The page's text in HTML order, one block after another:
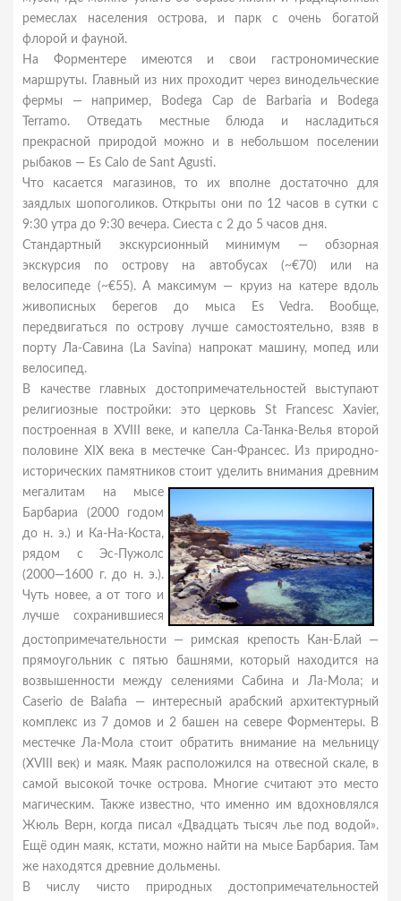
ремеслах населения острова, и парк с очень богатой
флорой и фауной.
На Форментере имеются и свои гастрономические
маршруты. Главный из них проходит через винодельческие
фермы — например, Bodega Cap de Barbaria и Bodega
Terramo. Отведать местные блюда и насладиться
прекрасной природой можно и в небольшом поселении
рыбаков — Es Calo de Sant Agusti.
Что касается магазинов, то их вполне достаточно для
заядлых шопоголиков. Открыты они по 12 часов в сутки с
9:30 утра до 9:30 вечера. Сиеста с 2 до 5 часов дня.
Стандартный экскурсионный минимум — обзорная
экскурсия по острову на автобусах (~€70) или на
велосипеде (~€55). А максимум — круиз на катере вдоль
живописных берегов до мыса Es Vedra. Вообще,
передвигаться по острову лучше самостоятельно, взяв в
порту Ла-Савина (La Savina) напрокат машину, мопед или
велосипед.
В качестве главных достопримечательностей выступают
религиозные постройки: это церковь St Francesc Xavier,
построенная в XVIII веке, и капелла Са-Танка-Велья второй
половине XIX века в местечке Сан-Франсес. Из природно-
исторических памятников стоит уделить внимания древним
мегалитам на мысе
Барбариа (2000 годом
до н. э.) и Ка-На-Коста,
рядом с Эс-Пужолс
(2000—1600 г. до н. э.).
Чуть новее, а от того и
лучше сохранившиеся
достопримечательности — римская крепость Кан-Блай —
прямоугольник с пятью башнями, который находится на
возвышенности между селениями Сабина и Ла-Мола; и
Caserio de Balafia — интересный арабский архитектурный
комплекс из 7 домов и 2 башен на севере Форментеры. В
местечке Ла-Мола стоит обратить внимание на мельницу
(XVIII век) и маяк. Маяк расположился на отвесной скале, в
самой высокой точке острова. Многие считают это место
магическим. Также известно, что именно им вдохновлялся
Жюль Верн, когда писал «Двадцать тысяч лье под водой».
Ещё один маяк, кстати, можно найти на мысе Барбария. Там
же находятся древние дольмены.
В числу чисто природных достопримечательностей